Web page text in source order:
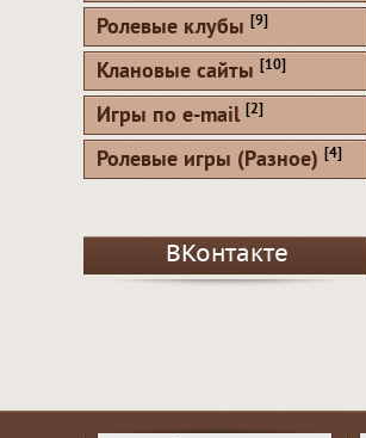
Ролевые клубы [9]
Клановые сайты [10]
Игры по e-mail [2]
Ролевые игры (Разное) [4]
ВКонтакте